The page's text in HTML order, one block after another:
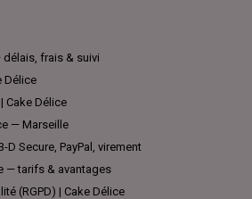
frais & suivi
Délice
Cake Délice
— Marseille
D Secure, PayPal, virement
— tarifs & avantages
(RGPD) | Cake Délice